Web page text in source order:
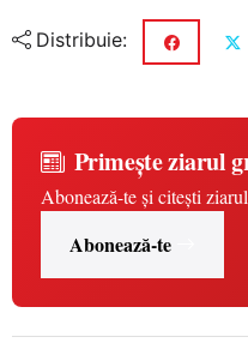
Distribuie:
Primește ziarul
Abonează-te și citești
Abonează-te